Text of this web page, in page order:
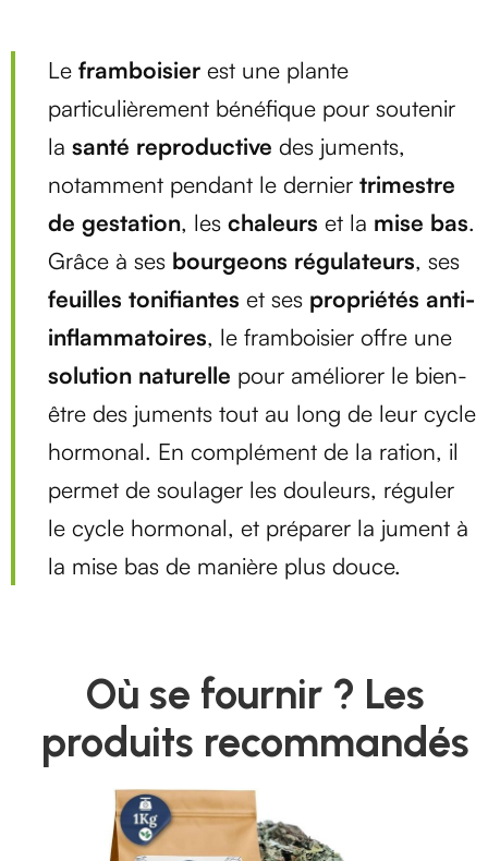
Le framboisier est une plante
particulièrement bénéfique pour soutenir
la santé reproductive des juments,
notamment pendant le dernier trimestre
de gestation, les chaleurs et la mise bas.
Grâce à ses bourgeons régulateurs, ses
feuilles tonifiantes et ses propriétés anti-
inflammatoires, le framboisier offre une
solution naturelle pour améliorer le bien-
être des juments tout au long de leur cycle
hormonal. En complément de la ration, il
permet de soulager les douleurs, réguler
le cycle hormonal, et préparer la jument à
la mise bas de manière plus douce.
Où se fournir ? Les
produits recommandés